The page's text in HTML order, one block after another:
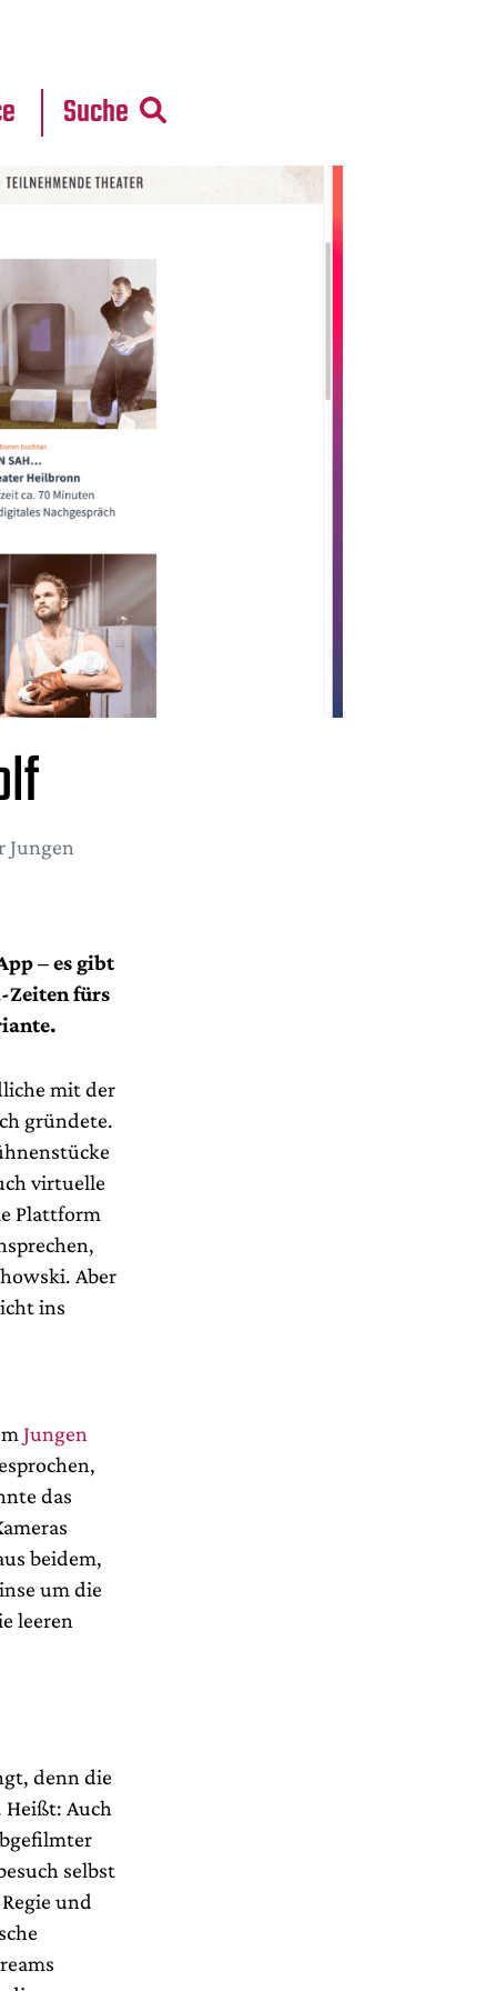
Suche
Jungen
– es gibt
Zeiten fürs
mit der
gründete.
virtuelle
Plattform
Aber
ins
Jungen
das
beidem,
um die
leeren
denn die
Heißt: Auch
selbst
und